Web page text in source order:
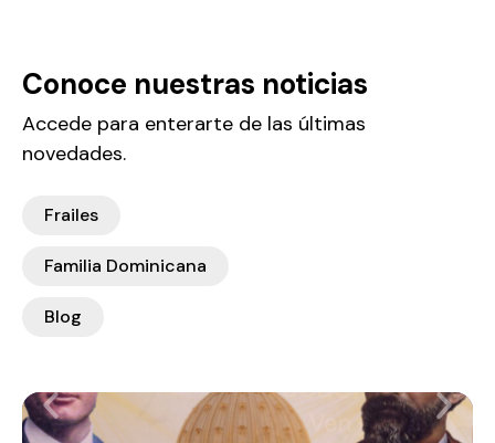
Conoce nuestras noticias
Accede para enterarte de las últimas
novedades.
Frailes
Familia Dominicana
Blog